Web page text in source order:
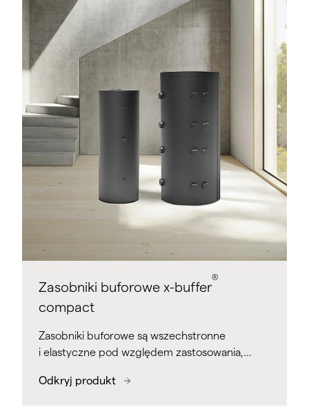
Zasobniki buforowe x-buffer
®
compact
Zasobniki buforowe są wszechstronne
i elastyczne pod względem zastosowania,…
Odkryj produkt